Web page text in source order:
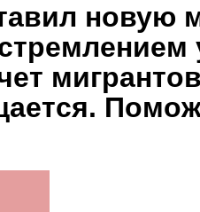
новую